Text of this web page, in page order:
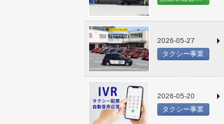
2026-05-27
タクシー事業
2026-05-20
タクシー事業